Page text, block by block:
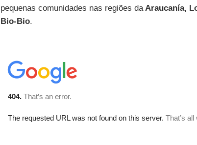
pequenas comunidades nas regiões daAraucanía,
Bio-Bio.